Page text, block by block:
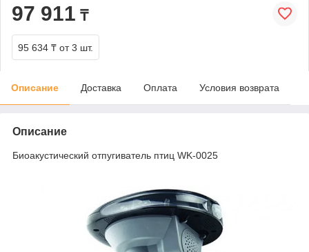
97 911 ₸
95 634 ₸ от 3 шт.
Описание Доставка Оплата Условия возврата
Описание
Биоакустический отпугиватель птиц WK-0025